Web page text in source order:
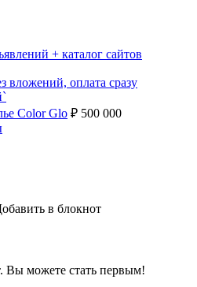
+ каталог сайтов
вложений, оплата сразу
Color Glo ₽ 500 000
в блокнот
Вы можете стать первым!